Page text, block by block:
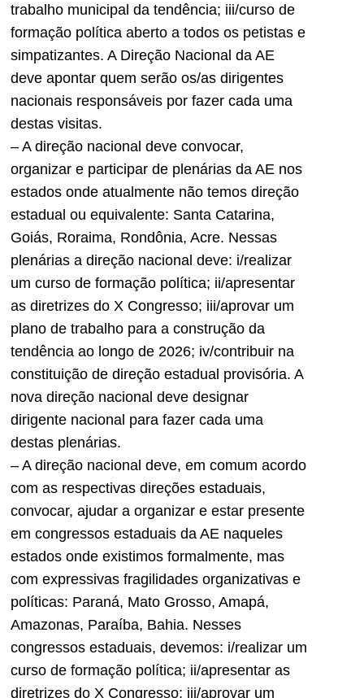
trabalho municipal da tendência; iii/curso de
formação política aberto a todos os petistas e
simpatizantes. A Direção Nacional da AE
deve apontar quem serão os/as dirigentes
nacionais responsáveis por fazer cada uma
destas visitas.
– A direção nacional deve convocar,
organizar e participar de plenárias da AE nos
estados onde atualmente não temos direção
estadual ou equivalente: Santa Catarina,
Goiás, Roraima, Rondônia, Acre. Nessas
plenárias a direção nacional deve: i/realizar
um curso de formação política; ii/apresentar
as diretrizes do X Congresso; iii/aprovar um
plano de trabalho para a construção da
tendência ao longo de 2026; iv/contribuir na
constituição de direção estadual provisória. A
nova direção nacional deve designar
dirigente nacional para fazer cada uma
destas plenárias.
– A direção nacional deve, em comum acordo
com as respectivas direções estaduais,
convocar, ajudar a organizar e estar presente
em congressos estaduais da AE naqueles
estados onde existimos formalmente, mas
com expressivas fragilidades organizativas e
políticas: Paraná, Mato Grosso, Amapá,
Amazonas, Paraíba, Bahia. Nesses
congressos estaduais, devemos: i/realizar um
curso de formação política; ii/apresentar as
diretrizes do X Congresso; iii/aprovar um